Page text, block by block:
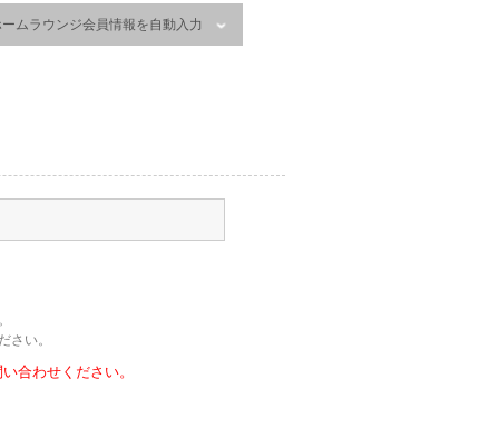
ムラウンジ会員情報を自動入力
さい。
合わせください。